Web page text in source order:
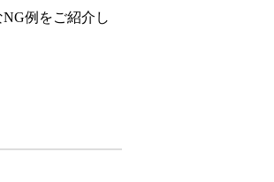
例をご紹介し